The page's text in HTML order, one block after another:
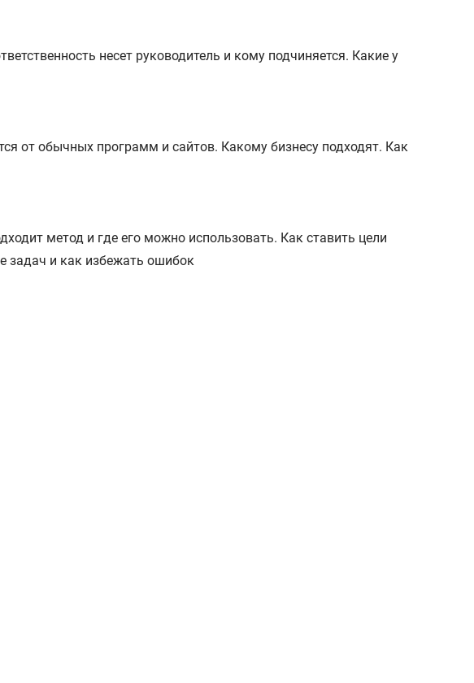
несет руководитель и кому подчиняется. Какие у
от обычных программ и сайтов. Какому бизнесу подходят. Как
метод и где его можно использовать. Как ставить цели
задач и как избежать ошибок